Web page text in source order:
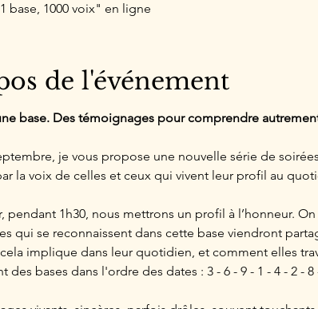
base, 1000 voix" en ligne
de l'événement
base. Des témoignages pour comprendre
je vous propose une nouvelle série de
la voix de celles et ceux qui vivent leur profil au
pendant 1h30, nous mettrons un profil à l’honneur.
qui se reconnaissent dans cette base viendront
implique dans leur quotidien, et comment elles
des bases dans l'ordre des dates : 3 - 6 - 9 - 1 - 4 - 2 - 8